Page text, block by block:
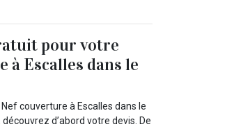
pour votre
Escalles dans le
couverture à Escalles dans le
d’abord votre devis. De